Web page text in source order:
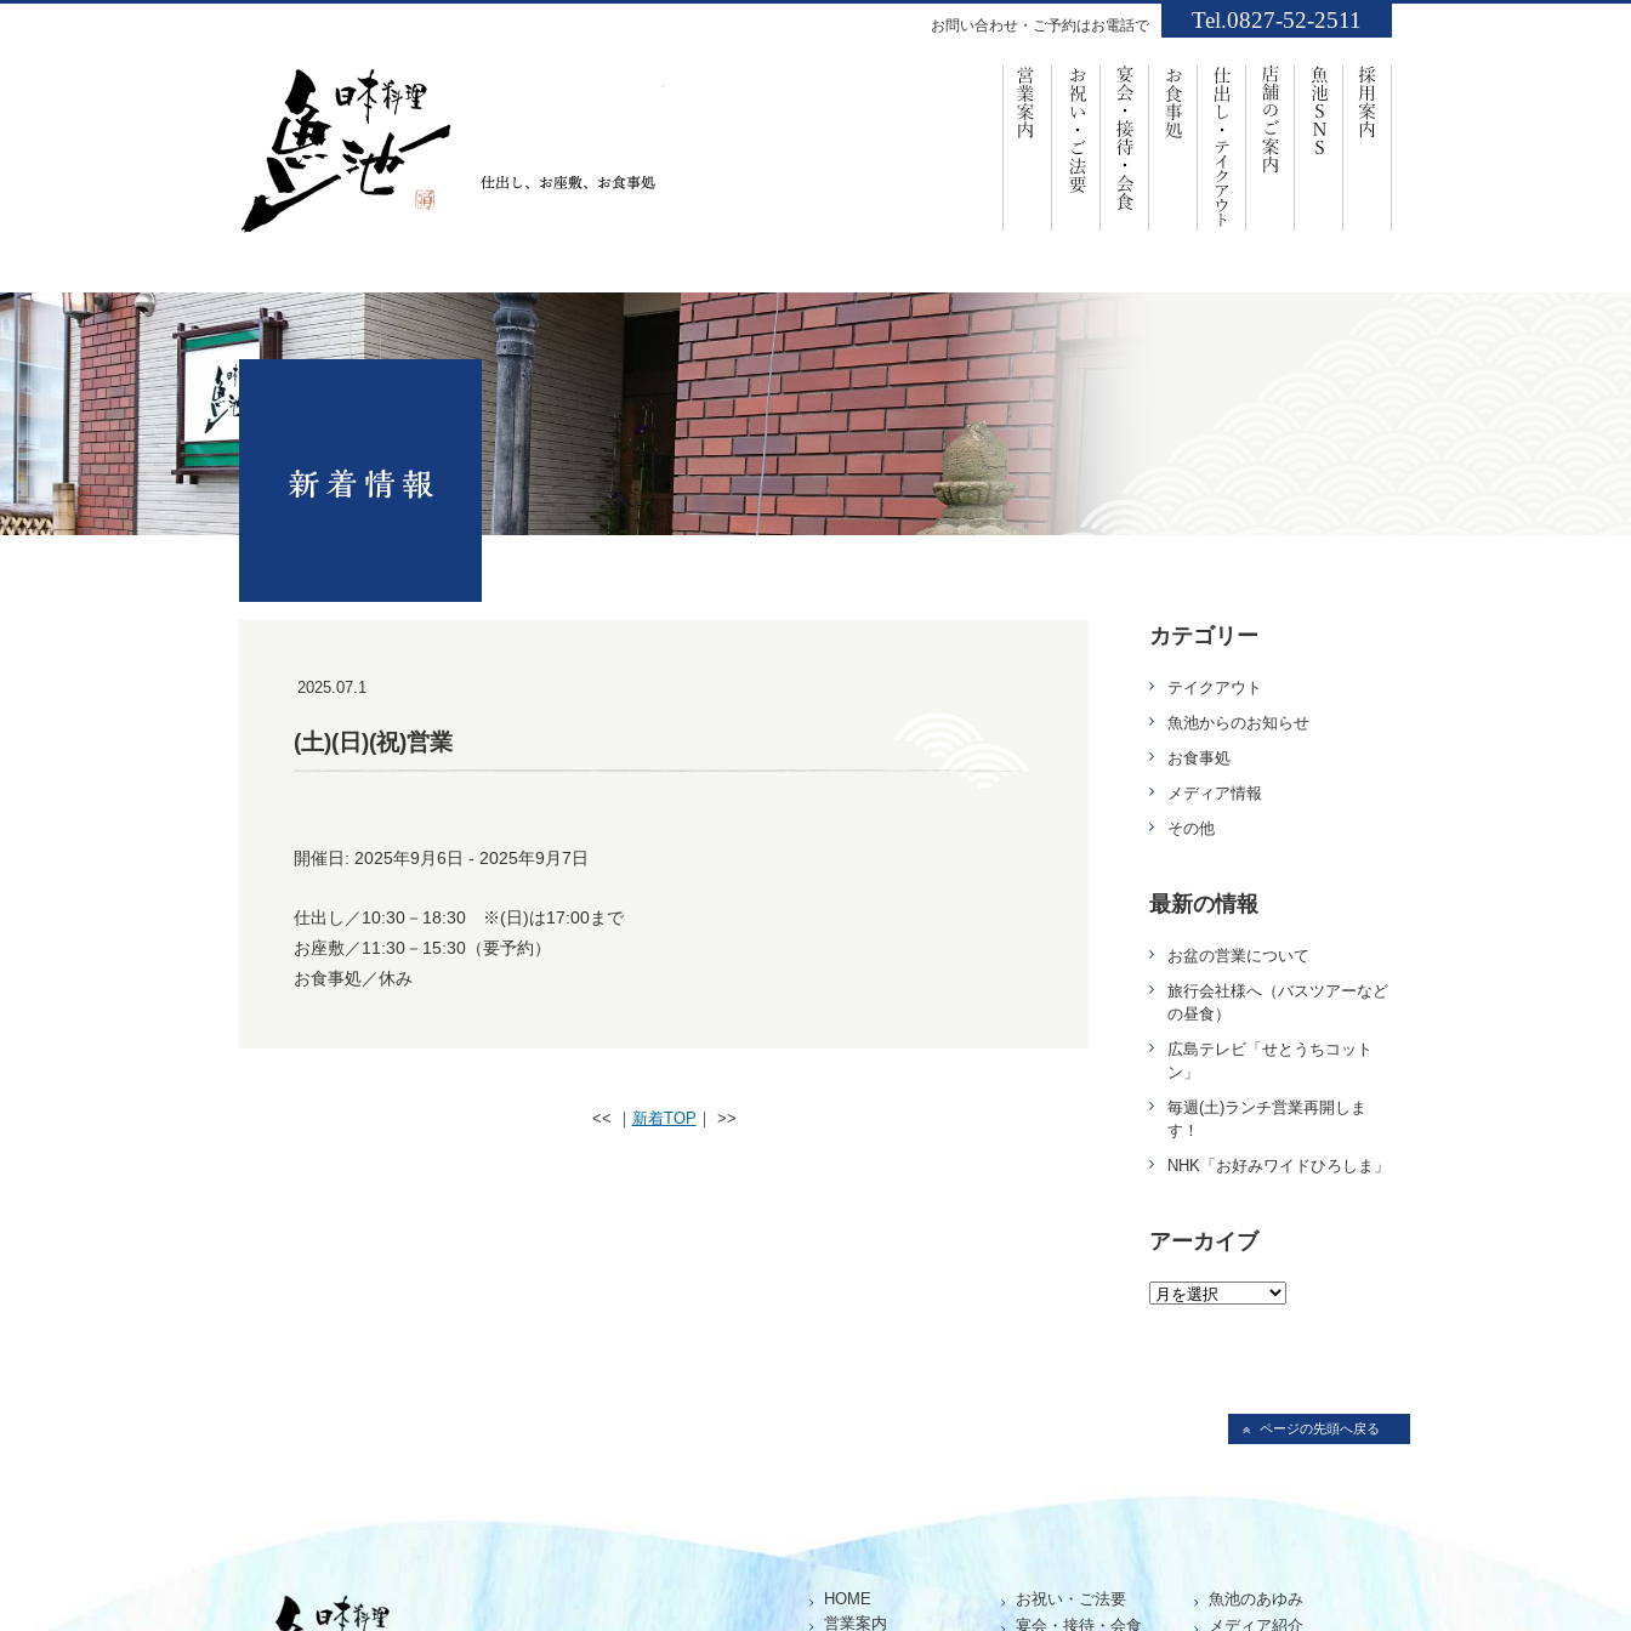
お問い合わせ・ご予約はお電話で Tel.0827-52-2511
仕出し、お座敷、お食事処「魚池」
営業案内お祝い・ご法要
宴会・接待・会食
お食事処仕出し・ﾃｲｸｱｳﾄ
店舗のご案内
魚池SNS
2025.07.1
(土)(日)(祝)営業
開催日: 2025年9月6日 - 2025年9月7日
仕出し／10:30－18:30 ※(日)は17:00まで
お座敷／11:30－15:30（要予約）
お食事処／休み
<< ｜ 新着TOP ｜ >>
カテゴリー
テイクアウト
魚池からのお知らせ
お食事処
メディア情報
その他
最新の情報
お盆の営業について
旅行会社様へ（バスツアーなど
の昼食）
広島テレビ「せとうちコット
ン」
毎週(土)ランチ営業再開しま
す！
NHK「お好みワイドひろしま」
アーカイブ
ページの先頭へ戻る
HOME
営業案内
お祝い・ご法要
宴会・接待・会食
魚池のあゆみ
メディア紹介
仕出し、お座敷、お食事処「魚池」